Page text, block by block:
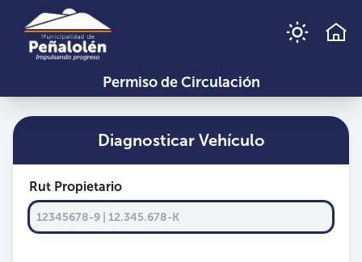
Permiso de Circulación
Diagnosticar Vehículo
Rut Propietario